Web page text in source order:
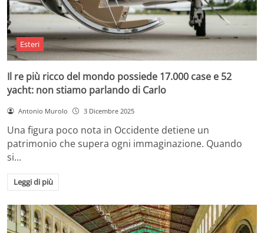
Esteri
Il re più ricco del mondo possiede 17.000 case e 52
yacht: non stiamo parlando di Carlo
Antonio Murolo 3 Dicembre 2025
Una figura poco nota in Occidente detiene un
patrimonio che supera ogni immaginazione. Quando
si…
Leggi di più